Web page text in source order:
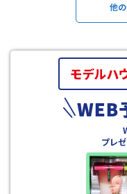
他
プレ